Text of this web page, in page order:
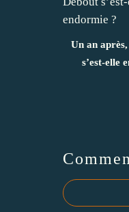
Un an
s’est-elle